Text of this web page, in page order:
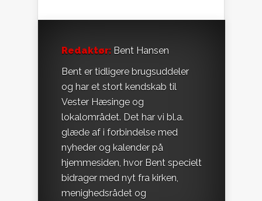
Redaktør: Bent Hansen
Bent er tidligere brugsuddeler
og har et stort kendskab til
Vester Hæsinge og
lokalområdet. Det har vi bl.a.
glæde af i forbindelse med
nyheder og kalender på
hjemmesiden, hvor Bent specielt
bidrager med nyt fra kirken,
menighedsrådet og